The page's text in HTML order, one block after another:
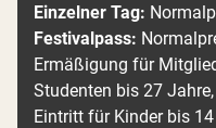
Einzelner Tag:
Festivalpass:
Ermäßigung für
Studenten bis 27 Jahre,
Eintritt für Kinder bis